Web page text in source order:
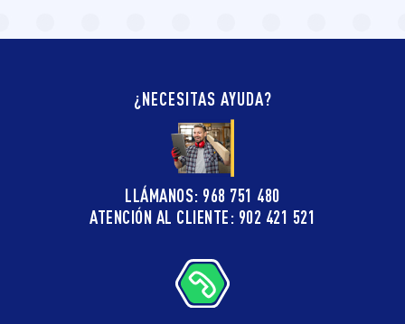
¿NECESITAS AYUDA?
LLÁMANOS: 968 751 480
ATENCIÓN AL CLIENTE: 902 421 521